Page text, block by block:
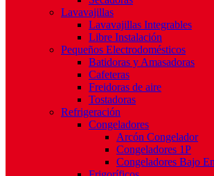
Lavavajillas
Lavavajillas Integrables
Libre Instalación
Pequeños Electrodomésticos
Batidoras y Amasadoras
Cafeteras
Freidoras de aire
Tostadoras
Refrigeración
Congeladores
Arcón Congelador
Congeladores 1P
Congeladores Bajo